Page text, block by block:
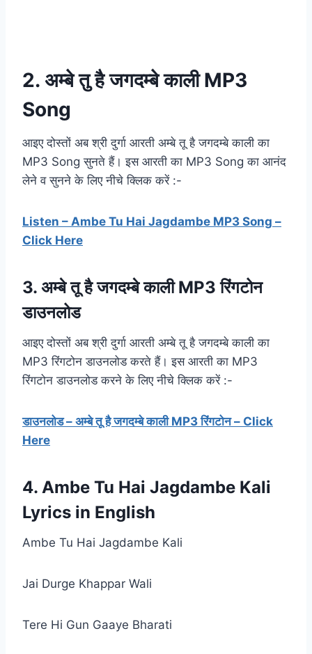
2. अम्बे तु है जगदम्बे काली MP3
Song
आइए दोस्तों अब श्री दुर्गा आरती अम्बे तू है जगदम्बे काली का
MP3 Song सुनते हैं। इस आरती का MP3 Song का आनंद
लेने व सुनने के लिए नीचे क्लिक करें :-
Listen – Ambe Tu Hai Jagdambe MP3 Song –
Click Here
3. अम्बे तू है जगदम्बे काली MP3 रिंगटोन
डाउनलोड
आइए दोस्तों अब श्री दुर्गा आरती अम्बे तू है जगदम्बे काली का
MP3 रिंगटोन डाउनलोड करते हैं। इस आरती का MP3
रिंगटोन डाउनलोड करने के लिए नीचे क्लिक करें :-
डाउनलोड – अम्बे तू है जगदम्बे काली MP3 रिंगटोन – Click
Here
4. Ambe Tu Hai Jagdambe Kali
Lyrics in English
Ambe Tu Hai Jagdambe Kali
Jai Durge Khappar Wali
Tere Hi Gun Gaaye Bharati